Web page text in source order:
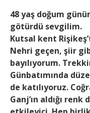
48 yaş doğum
götürdü sevgilim.
Kutsal kent
Nehri geçen, şiir
bayılıyorum.
Günbatımında
de katılıyoruz.
Ganj’ın aldığı